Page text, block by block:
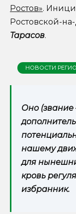
Ростов».
Ростовской-
Тарасов.
НОВОСТИ
Оно (звание
нашему
для
кровь
избранник.